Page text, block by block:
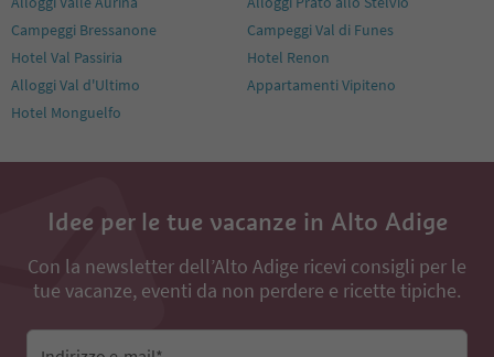
Campeggi Bressanone
Campeggi Val di Funes
Hotel Val Passiria
Hotel Renon
Alloggi Val d'Ultimo
Appartamenti Vipiteno
Hotel Monguelfo
Idee per le tue vacanze in Alto Adige
Con la newsletter dell’Alto Adige ricevi consigli per le
tue vacanze, eventi da non perdere e ricette tipiche.